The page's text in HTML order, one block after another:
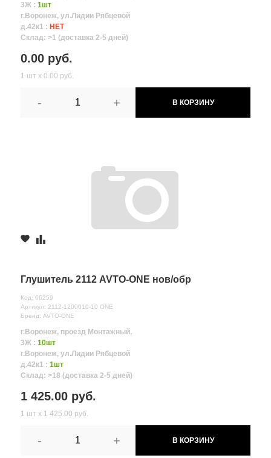
3Ж : 1шт
г.Воронеж, ул.Лидии Рябцевой
д.42к1 : НЕТ
Склад: >1 (доставка 2-5 дней)
0.00 руб.
1 шт х 0.00 руб.
- + В КОРЗИНУ
Глушитель 2112 AVTO-ONE нов/обр
Код: 66259
Артикул: 2112-1200010-10 ONE
Бренд: AVTO-ONE
г.Воронеж, проезд Монтажный,
3Ж : 10шт
г.Воронеж, ул.Лидии Рябцевой
д.42к1 : 1шт
Склад: >18 (доставка 2-5 дней)
1 425.00 руб.
1 шт х 1 425.00 руб.
- + В КОРЗИНУ